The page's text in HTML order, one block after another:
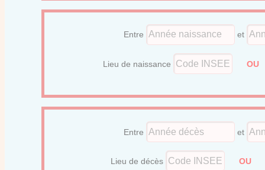
Entre et
Lieu de naissance
Entre et
Lieu de décès OU